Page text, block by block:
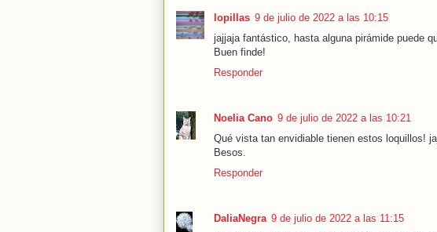
lopillas 9 de julio de 2022 a las 10:15
jajjaja fantástico, hasta alguna pirámide puede
Buen finde!
Responder
Noelia Cano 9 de julio de 2022 a las 10:21
Qué vista tan envidiable tienen estos loquillos!
Besos.
Responder
DaliaNegra 9 de julio de 2022 a las 11:15